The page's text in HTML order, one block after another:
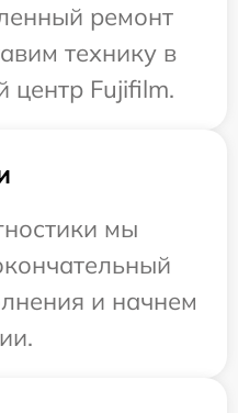
ремонт
технику в
центр Fujifilm.
мы
и начнем